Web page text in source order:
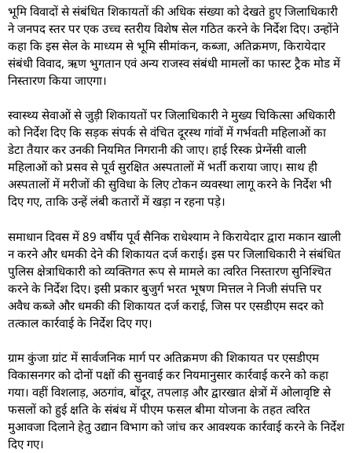
भूमि विवादों से संबंधित शिकायतों की अधिक संख्या को देखते हुए जिलाधिकारी
ने जनपद स्तर पर एक उच्च स्तरीय विशेष सेल गठित करने के निर्देश दिए। उन्होंने
कहा कि इस सेल के माध्यम से भूमि सीमांकन, कब्जा, अतिक्रमण, किरायेदार
संबंधी विवाद, ऋण भुगतान एवं अन्य राजस्व संबंधी मामलों का फास्ट ट्रैक मोड में
निस्तारण किया जाएगा।
स्वास्थ्य सेवाओं से जुड़ी शिकायतों पर जिलाधिकारी ने मुख्य चिकित्सा अधिकारी
को निर्देश दिए कि सड़क संपर्क से वंचित दूरस्थ गांवों में गर्भवती महिलाओं का
डेटा तैयार कर उनकी नियमित निगरानी की जाए। हाई रिस्क प्रेग्नेंसी वाली
महिलाओं को प्रसव से पूर्व सुरक्षित अस्पतालों में भर्ती कराया जाए। साथ ही
अस्पतालों में मरीजों की सुविधा के लिए टोकन व्यवस्था लागू करने के निर्देश भी
दिए गए, ताकि उन्हें लंबी कतारों में खड़ा न रहना पड़े।
समाधान दिवस में 89 वर्षीय पूर्व सैनिक राधेश्याम ने किरायेदार द्वारा मकान खाली
न करने और धमकी देने की शिकायत दर्ज कराई। इस पर जिलाधिकारी ने संबंधित
पुलिस क्षेत्राधिकारी को व्यक्तिगत रूप से मामले का त्वरित निस्तारण सुनिश्चित
करने के निर्देश दिए। इसी प्रकार बुजुर्ग भरत भूषण मित्तल ने निजी संपत्ति पर
अवैध कब्जे और धमकी की शिकायत दर्ज कराई, जिस पर एसडीएम सदर को
तत्काल कार्रवाई के निर्देश दिए गए।
ग्राम कुंजा ग्रांट में सार्वजनिक मार्ग पर अतिक्रमण की शिकायत पर एसडीएम
विकासनगर को दोनों पक्षों की सुनवाई कर नियमानुसार कार्रवाई करने को कहा
गया। वहीं विशलाड़, अठगांव, बोंदूर, तपलाड़ और द्वारखात क्षेत्रों में ओलावृष्टि से
फसलों को हुई क्षति के संबंध में पीएम फसल बीमा योजना के तहत त्वरित
मुआवजा दिलाने हेतु उद्यान विभाग को जांच कर आवश्यक कार्रवाई करने के निर्देश
दिए गए।